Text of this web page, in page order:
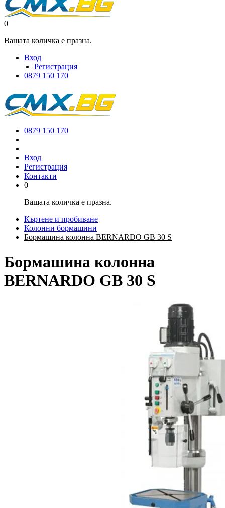
0
Вашата количка е празна.
Вход
Регистрация
0879 150 170
0879 150 170
Вход
Регистрация
Контакти
0
Вашата количка е празна.
Къртене и пробиване
Колонни бормашини
Бормашина колонна BERNARDO GB 30 S
Бормашина колонна
BERNARDO GB 30 S